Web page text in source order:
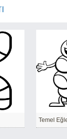
Temel